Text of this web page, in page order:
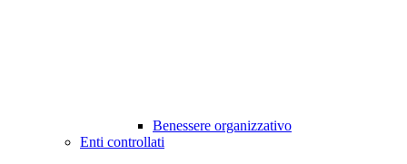
Benessere organizzativo
Enti controllati